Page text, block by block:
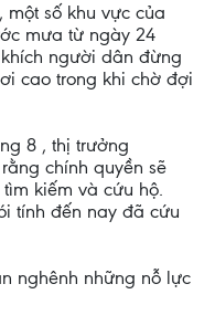
số khu vực của
mưa từ ngày 24
người dân đừng
cao trong khi chờ đợi
8 , thị trưởng
chính quyền sẽ
kiếm và cứu hộ.
tính đến nay đã cứu
nghênh những nỗ lực